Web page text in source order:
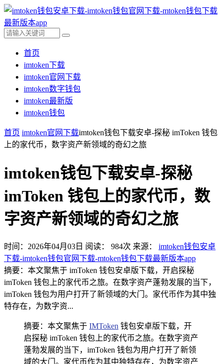
首页
imtoken下载
imtoken官网下载
imtoken数字钱包
imtoken最新版
imtoken钱包
首页 imtoken官网下载imtoken钱包下载安卓-探秘 imToken 钱包
上的家代币，数字资产新领域的奇幻之旅
imtoken钱包下载安卓-探秘
imToken 钱包上的家代币，数
字资产新领域的奇幻之旅
时间：2026年04月03日 阅读： 984次 来源： imtoken钱包安卓
下载-imtoken钱包官网下载-mtoken钱包下载最新版本app
摘要：本文聚焦于 imToken 钱包安卓版下载，开启探秘
imToken 钱包上的家代币之旅。在数字资产蓬勃发展的当下，
imToken 钱包为用户打开了新领域的大门。家代币作为其中独
特存在，为数字资...
摘要：本文聚焦于 IMToken 钱包安卓版下载，开
启探秘 imToken 钱包上的家代币之旅。在数字资产
蓬勃发展的当下，imToken 钱包为用户打开了新领
域的大门。家代币作为其中独特存在，为数字资产